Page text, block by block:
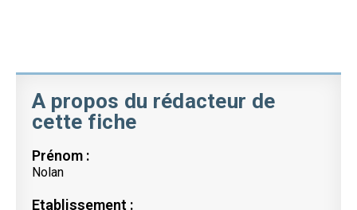
A propos du rédacteur de
cette fiche
Prénom :
Nolan
Etablissement :